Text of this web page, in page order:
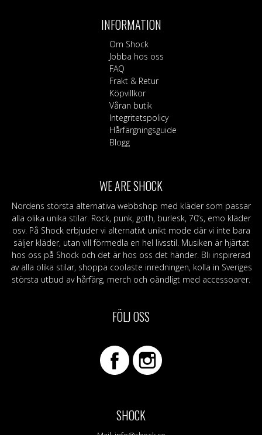
INFORMATION
Om Shock
Jobba hos oss
FAQ
Frakt & Retur
Köpvillkor
Våran butik
Integritetspolicy
Hårfärgningsguide
Blogg
WE ARE SHOCK
Nordens största alternativa webbshop med kläder som passar
alla olika unika stilar. Rock, punk, goth, burlesk, 70’s, emo kläder
osv. På Shock erbjuder vi alternativt unikt mode där vi inte bara
säljer kläder, utan vill förmedla en hel livsstil. Musiken är hjärtat
hos oss på Shock och det är hos oss det händer. Bli inspirerad
av alla olika stilar, shoppa coolaste inredningen, kolla in Sveriges
största utbud av hårfärg, merch och oändligt med accessoarer.
FÖLJ OSS
SHOCK